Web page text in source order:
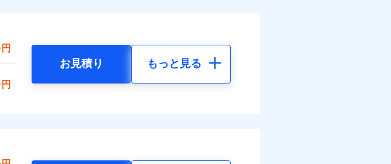
円
円
お見積り もっと見る